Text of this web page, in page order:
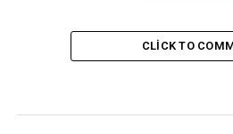
CLICK TO